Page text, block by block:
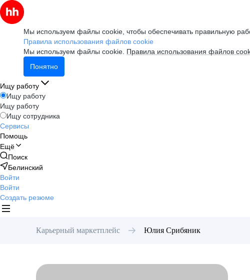
Мы используем файлы cookie, чтобы обеспечивать правильную
Правила использования файлов cookie
Мы используем файлы cookie. Правила использования файлов
Понятно
Ищу работу
Ищу работу
Ищу работу
Ищу сотрудника
Сервисы
Помощь
Ещё
Поиск
Белинский
Войти
Войти
Создать резюме
Карьерный маркетплейс Юлия Срибяник